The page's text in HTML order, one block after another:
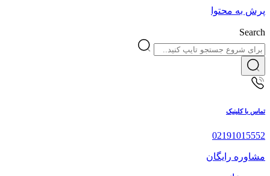
پرش به محتوا
Search
تماس با کلینیک
02191015552
مشاوره رایگان